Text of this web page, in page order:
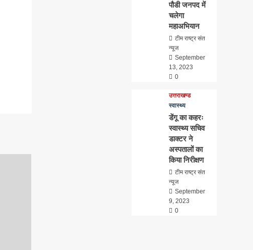
पौडी जनपद में
चलेगा
महाअभियान
टीम राष्ट्र संत
न्यूज
September
13, 2023
0
उत्तराखण्ड
स्वास्थ्य
डेंगू का कहरः
स्वास्थ्य सचिव
डाक्टर ने
अस्पतालों का
किया निरीक्षण
टीम राष्ट्र संत
न्यूज
September
9, 2023
0